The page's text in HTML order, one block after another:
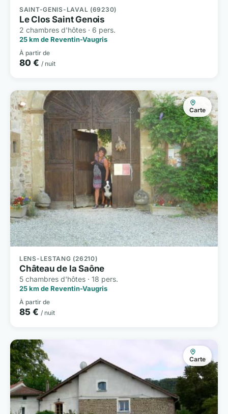
SAINT-GENIS-LAVAL (69230)
Le Clos Saint Genois
2 chambres d'hôtes · 6 pers.
25 km de Reventin-Vaugris
À partir de
80 € / nuit
Carte
LENS-LESTANG (26210)
Château de la Saône
5 chambres d'hôtes · 18 pers.
25 km de Reventin-Vaugris
À partir de
85 € / nuit
Carte